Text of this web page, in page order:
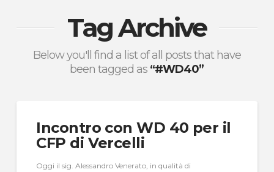
Tag Archive
Below you'll find a list of all posts that have
been tagged as “#WD40”
Incontro con WD 40 per il
CFP di Vercelli
Oggi il sig. Alessandro Venerato, in qualità di